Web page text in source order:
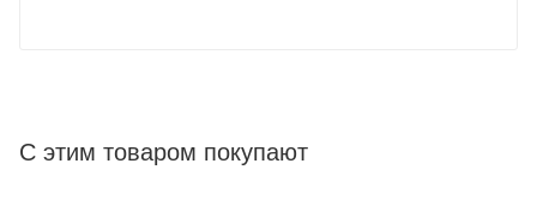
С этим товаром покупают